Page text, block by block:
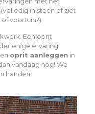
in steen of ziet
voortuin?).
Een oprit
enige ervaring
oprit aanleggen in
vandaag nog! We
handen!